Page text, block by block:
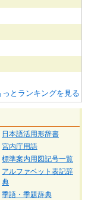
っとランキングを見る
日本語活用形辞書
宮内庁用語
標準案内用図記号一覧
アルファベット表記辞
典
季語・季題辞典